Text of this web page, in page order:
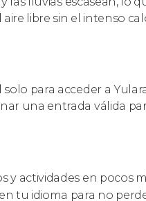
libre sin el intenso
para acceder a
una entrada válida
y actividades en pocos
tu idioma para no